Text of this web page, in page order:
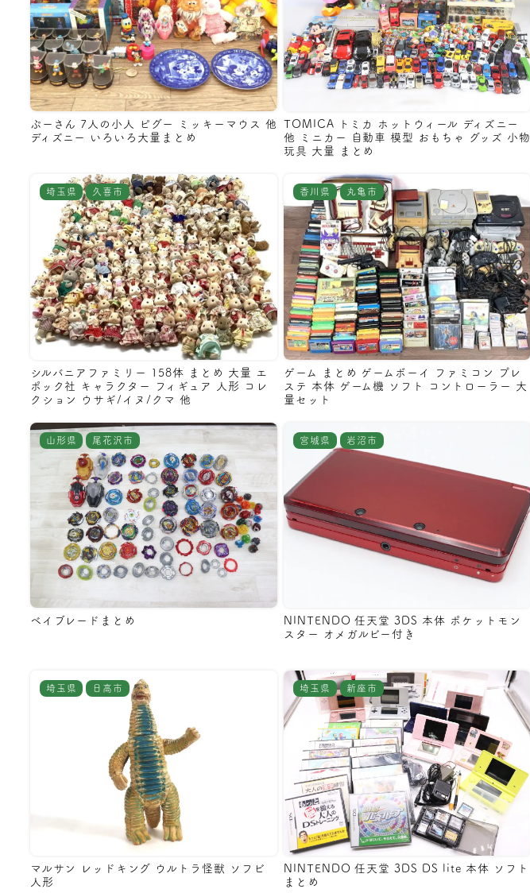
ぷーさん 7人の小人 ピグー ミッキーマウス 他
ディズニー いろいろ大量まとめ
TOMICA トミカ ホットウィール ディズニー
他 ミニカー 自動車 模型 おもちゃ グッズ 小物
玩具 大量 まとめ
埼玉県 久喜市
シルバニアファミリー 158体 まとめ 大量 エ
ポック社 キャラクター フィギュア 人形 コレ
クション ウサギ/イヌ/クマ 他
香川県 丸亀市
ゲーム まとめ ゲームボーイ ファミコン プレ
ステ 本体 ゲーム機 ソフト コントローラー 大
量セット
山形県 尾花沢市
ベイブレードまとめ
宮城県 岩沼市
NINTENDO 任天堂 3DS 本体 ポケットモン
スター オメガルビー付き
埼玉県 日高市
マルサン レッドキング ウルトラ怪獣 ソフビ
人形
埼玉県 新座市
NINTENDO 任天堂 3DS DS lite 本体 ソフト
まとめ